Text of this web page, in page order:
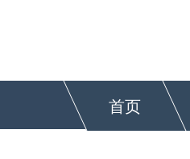
首页